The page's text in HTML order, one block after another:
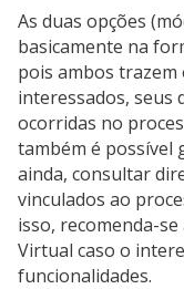
As duas opções
basicamente na
pois ambos trazem
interessados, seus
ocorridas no
também é possível
ainda, consultar
vinculados ao
isso, recomenda-
Virtual caso o
funcionalidades.